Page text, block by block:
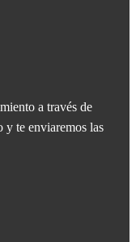
a través de
y te enviaremos las